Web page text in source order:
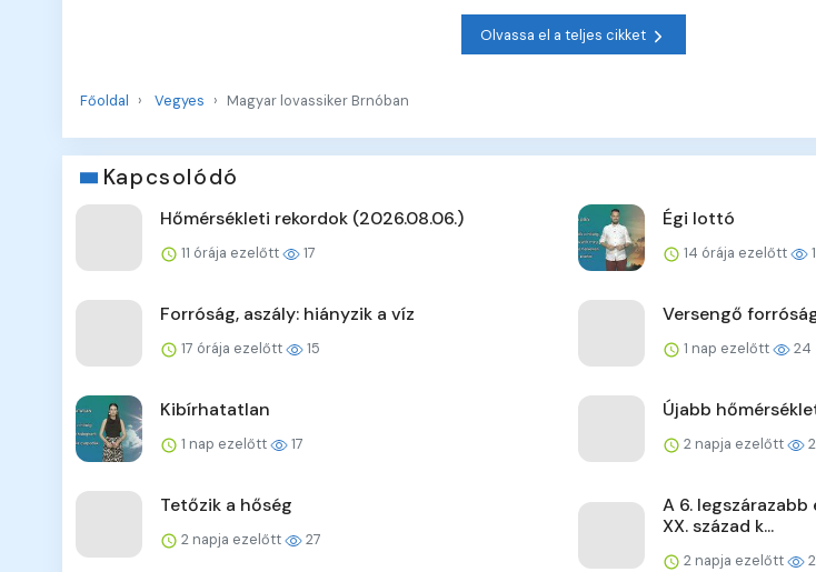
Olvassa el a teljes cikket
Főoldal Vegyes Magyar lovassiker Brnóban
Kapcsolódó
Hőmérsékleti rekordok (2026.08.06.)
11 órája ezelőtt 17
Égi lottó
14 órája ezelőtt
Forróság, aszály: hiányzik a víz
17 órája ezelőtt 15
Versengő
1 nap ezelőtt 24
Kibírhatatlan
1 nap ezelőtt 17
Újabb
2 napja ezelőtt
Tetőzik a hőség
2 napja ezelőtt 27
A 6. legszárazabb
XX. század k...
2 napja ezelőtt